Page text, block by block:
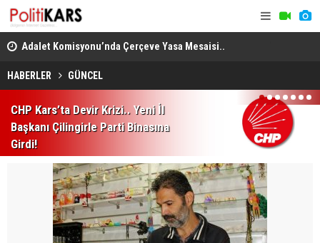
Adalet Komisyonu’nda Çerçeve Yasa Mesaisi..
Görüşmeler Tartışmalarla Başladı!
HABERLER GÜNCEL
CHP Kars’ta Devir Krizi.. Yeni İl
Başkanı Çilingirle Parti Binasına
Girdi!
1 2 3 4 5 6 7